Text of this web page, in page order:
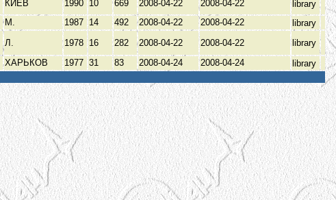
КИЕВ 1990 10 669 2008-04-22 2008-04-22
library
М. 1987 14 492 2008-04-22 2008-04-22
library
Л. 1978 16 282 2008-04-22 2008-04-22
library
ХАРЬКОВ 1977 31 83 2008-04-24 2008-04-24
library